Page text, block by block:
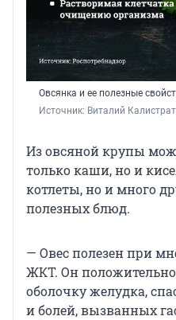
Овсянка и ее полезные
Источник: Виталий
Из овсяной крупы
только каши, но и
котлеты, но и много
полезных блюд.
— Овес полезен при
ЖКТ. Он
оболочку желудка,
и болей, вызванных